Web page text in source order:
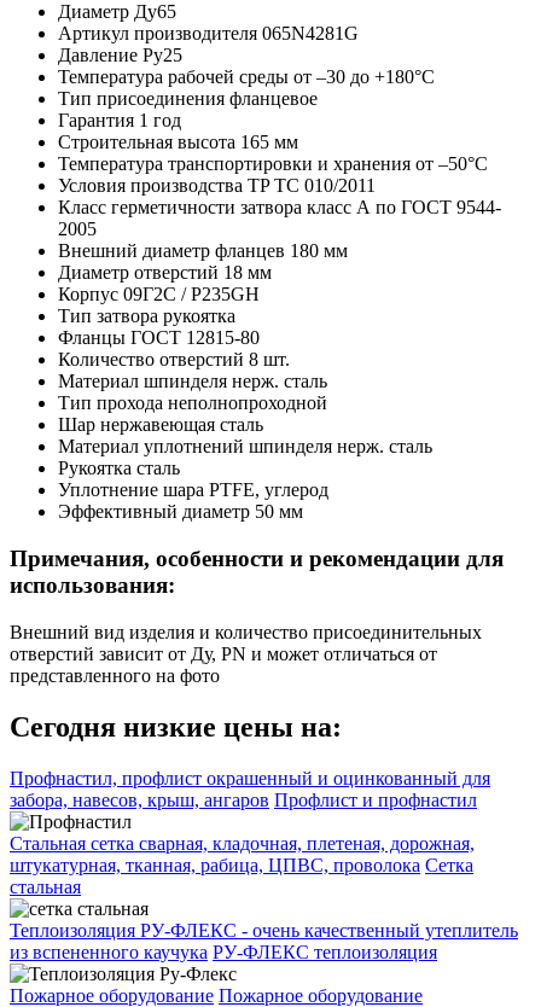
Диаметр Ду65
Артикул производителя 065N4281G
Давление Ру25
Температура рабочей среды от –30 до +180°C
Тип присоединения фланцевое
Гарантия 1 год
Строительная высота 165 мм
Температура транспортировки и хранения от –50°C
Условия производства TP TC 010/2011
Класс герметичности затвора класс А по ГОСТ 9544-
2005
Внешний диаметр фланцев 180 мм
Диаметр отверстий 18 мм
Корпус 09Г2С / P235GH
Тип затвора рукоятка
Фланцы ГОСТ 12815-80
Количество отверстий 8 шт.
Материал шпинделя нерж. сталь
Тип прохода неполнопроходной
Шар нержавеющая сталь
Материал уплотнений шпинделя нерж. сталь
Рукоятка сталь
Уплотнение шара PTFE, углерод
Эффективный диаметр 50 мм
Примечания, особенности и рекомендации для
использования:
Внешний вид изделия и количество присоединительных
отверстий зависит от Ду, PN и может отличаться от
представленного на фото
Сегодня низкие цены на:
Профнастил, профлист окрашенный и оцинкованный для
забора, навесов, крыш, ангаров Профлист и профнастил
Стальная сетка сварная, кладочная, плетеная, дорожная,
штукатурная, тканная, рабица, ЦПВС, проволока Сетка
стальная
Теплоизоляция РУ-ФЛЕКС - очень качественный утеплитель
из вспененного каучука РУ-ФЛЕКС теплоизоляция
Пожарное оборудование Пожарное оборудование